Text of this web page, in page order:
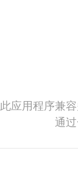
此应用程序兼
通